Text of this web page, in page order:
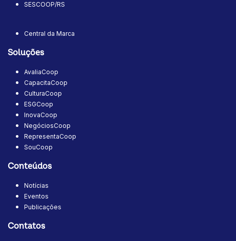
SESCOOP/RS
Central da Marca
Soluções
AvaliaCoop
CapacitaCoop
CulturaCoop
ESGCoop
InovaCoop
NegóciosCoop
RepresentaCoop
SouCoop
Conteúdos
Notícias
Eventos
Publicações
Contatos